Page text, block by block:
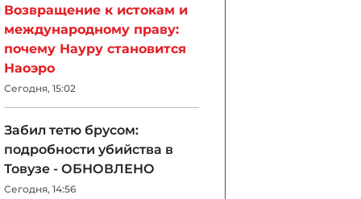
Возвращение к истокам и
международному праву:
почему Науру становится
Наоэро
Сегодня, 15:02
Забил тетю брусом:
подробности убийства в
Товузе - ОБНОВЛЕНО
Сегодня, 14:56